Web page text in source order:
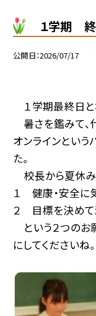
１学期 終
公開日 2026/07/17
１学期最終日と
暑さを鑑みて、
オンラインという
た。
校長から夏休み
１ 健康・安全に
２ 目標を決めて
という２つのお
にしてくださいね。